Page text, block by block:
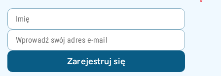
Zarejestruj się